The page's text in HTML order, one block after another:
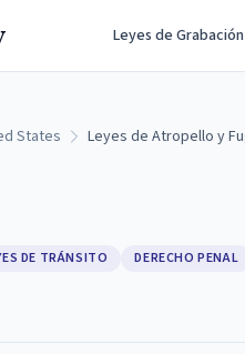
Leyes de Grabación
States Leyes de Atropello y
DE TRÁNSITO DERECHO PENAL